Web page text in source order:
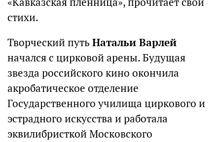
стихи.
Творческий путь Натальи Варлей
начался с цирковой арены. Будущая
звезда российского кино окончила
акробатическое отделение
Государственного училища циркового и
эстрадного искусства и работала
эквилибристкой Московского